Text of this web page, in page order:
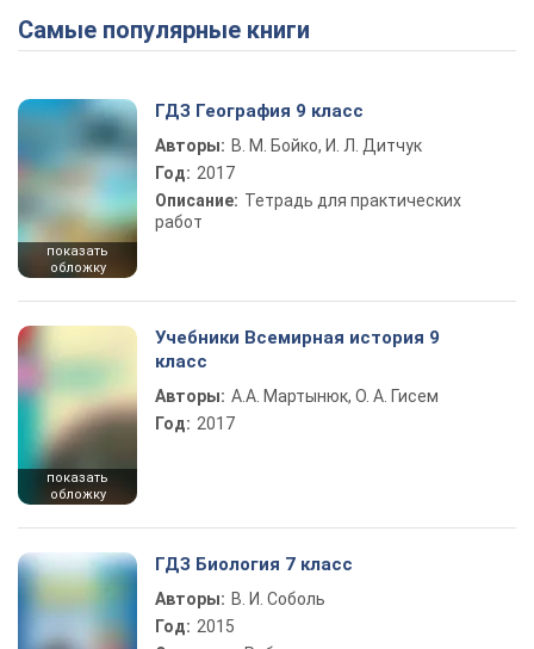
Самые популярные книги
показать
обложку
ГДЗ География 9 класс
Авторы: В. М. Бойко, И. Л. Дитчук
Год: 2017
Описание: Тетрадь для практических
работ
показать
обложку
Учебники Всемирная история 9
класс
Авторы: А.А. Мартынюк, О. А. Гисем
Год: 2017
ГДЗ Биология 7 класс
Авторы: В. И. Соболь
Год: 2015